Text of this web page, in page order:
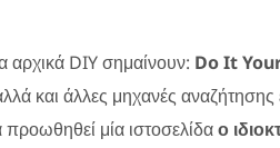
αρχικά DIY σημαίνουν: Do It
και άλλες μηχανές
μία ιστοσελίδαο